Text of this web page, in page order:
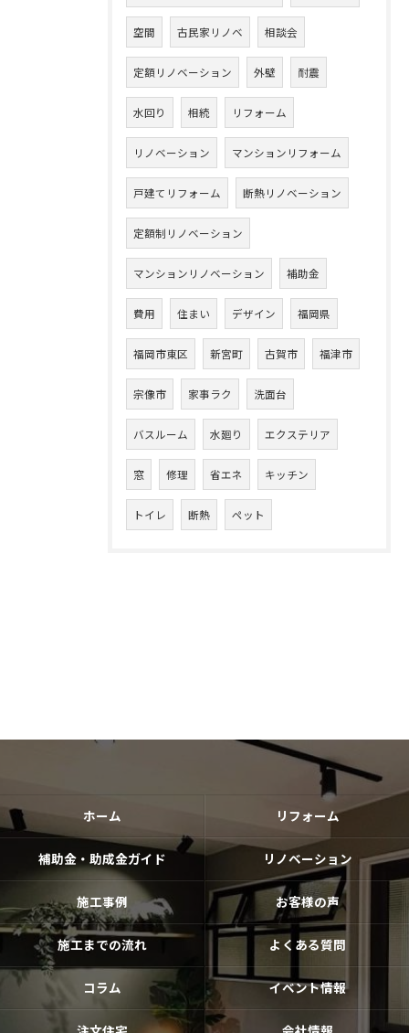
空間 古民家リノベ 相談会
定額リノベーション 外壁 耐震
水回り 相続 リフォーム
リノベーション マンションリフォーム
戸建てリフォーム 断熱リノベーション
定額制リノベーション
マンションリノベーション 補助金
費用 住まい デザイン 福岡県
福岡市東区 新宮町 古賀市 福津市
宗像市 家事ラク 洗面台
バスルーム 水廻り エクステリア
窓 修理 省エネ キッチン
トイレ 断熱 ペット
ホーム リフォーム
補助金・助成金ガイド リノベーション
施工事例 お客様の声
施工までの流れ よくある質問
コラム イベント情報